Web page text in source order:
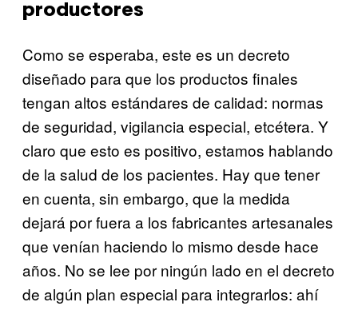
productores
Como se esperaba, este es un decreto
diseñado para que los productos finales
tengan altos estándares de calidad: normas
de seguridad, vigilancia especial, etcétera. Y
claro que esto es positivo, estamos hablando
de la salud de los pacientes. Hay que tener
en cuenta, sin embargo, que la medida
dejará por fuera a los fabricantes artesanales
que venían haciendo lo mismo desde hace
años. No se lee por ningún lado en el decreto
de algún plan especial para integrarlos: ahí